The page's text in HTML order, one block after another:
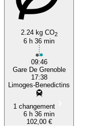
2.24 kg CO2
6 h 36 min
09:46
Gare De Grenoble
17:38
Limoges-Benedictins
1 changement
6 h 36 min
102,00 €